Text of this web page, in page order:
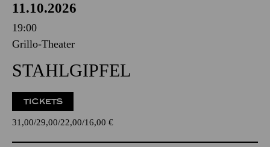
11.10.2026
19:00
Grillo-Theater
STAHLGIPFEL
TICKETS
31,00 29,00 22,00 16,00 €